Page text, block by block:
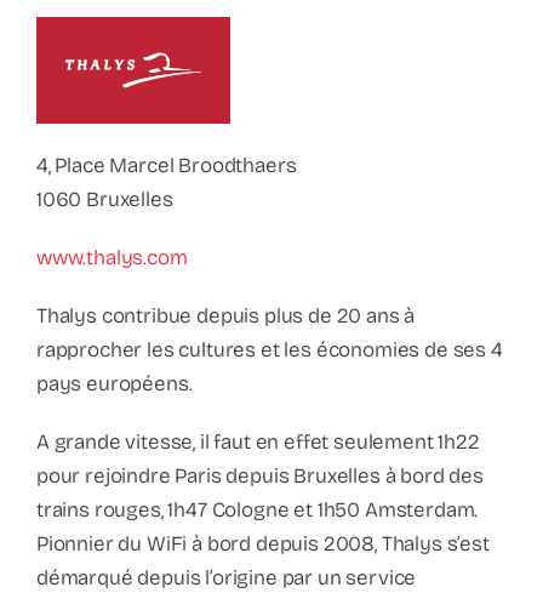
ABC Van De Toeristische Terminologie
Nederlands
4, Place Marcel Broodthaers
1060 Bruxelles
www.thalys.com
Thalys contribue depuis plus de 20 ans à
rapprocher les cultures et les économies de ses 4
pays européens.
A grande vitesse, il faut en effet seulement 1h22
pour rejoindre Paris depuis Bruxelles à bord des
trains rouges, 1h47 Cologne et 1h50 Amsterdam.
Pionnier du WiFi à bord depuis 2008, Thalys s’est
démarqué depuis l’origine par un service